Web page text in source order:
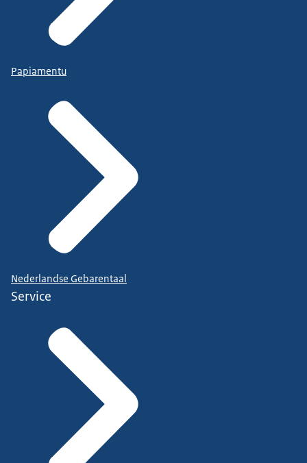
Papiamentu
Nederlandse Gebarentaal
Service